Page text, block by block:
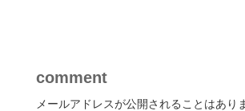
comment
メールアドレスが公開されることはあり